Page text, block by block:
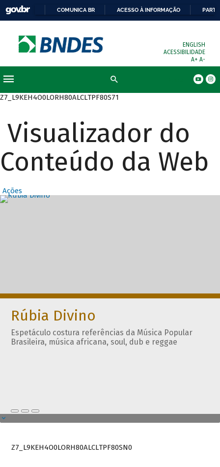
COMUNICA BR ACESSO À INFORMAÇÃO
ENGLISH
ACESSIBILIDADE
A+ A-
Z7_L9KEH4O0LORH80ALCLTPF80S71
Visualizador do
Conteúdo da Web
Ações
Destaques
Rúbia Divino
Espetáculo costura referências da Música Popular
Brasileira, música africana, soul, dub e reggae
Z7_L9KEH4O0LORH80ALCLTPF80SN0